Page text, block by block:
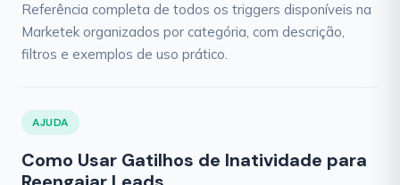
Referência completa de todos os triggers disponíveis na
Marketek organizados por categória, com descrição,
filtros e exemplos de uso prático.
AJUDA
Como Usar Gatilhos de Inatividade para